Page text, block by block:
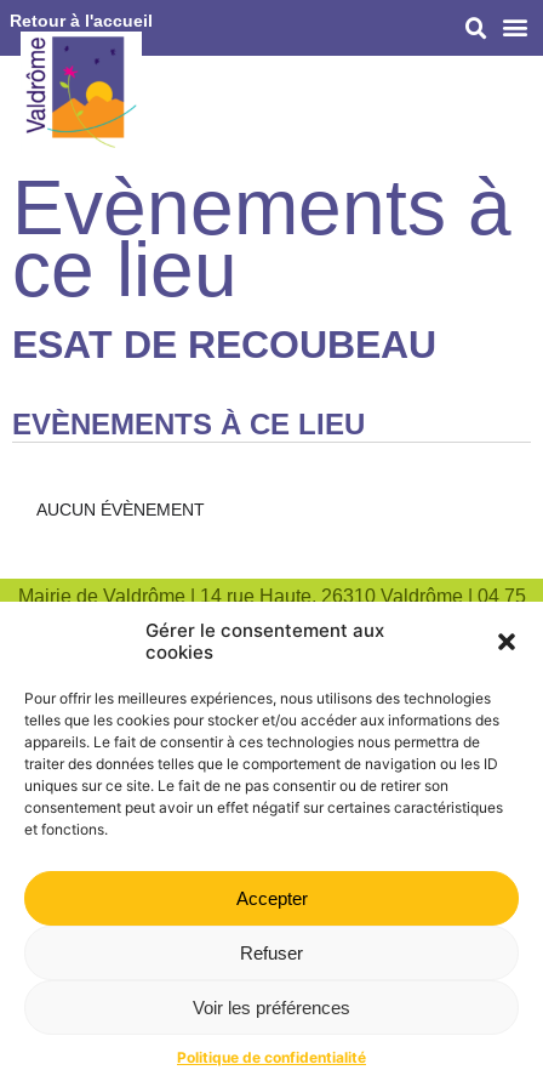
Gérer le consentement aux
cookies
Pour offrir les meilleures expériences, nous utilisons des technologies
telles que les cookies pour stocker et/ou accéder aux informations des
appareils. Le fait de consentir à ces technologies nous permettra de
traiter des données telles que le comportement de navigation ou les ID
uniques sur ce site. Le fait de ne pas consentir ou de retirer son
consentement peut avoir un effet négatif sur certaines caractéristiques
et fonctions.
Accepter
Refuser
Voir les préférences
Politique de confidentialité
Retour à l'accueil
Evènements à
ce lieu
ESAT DE RECOUBEAU
EVÈNEMENTS À CE LIEU
AUCUN ÉVÈNEMENT
Mairie de Valdrôme | 14 rue Haute, 26310 Valdrôme | 04 75
Politique de confidentialité
Plan du site